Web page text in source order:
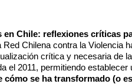
en Chile: reflexiones críticas
Red Chilena contra la Violencia
crítica y necesaria de la
el 2011, permitiendo establecer
se ha transformado (o